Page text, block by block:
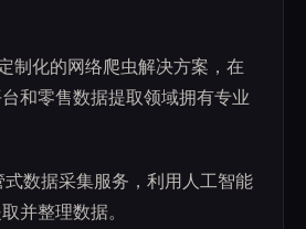
制化的网络爬虫解决方案，在
和零售数据提取领域拥有专业
数据采集服务，利用人工智能
并整理数据。